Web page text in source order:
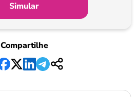
Simular
Compartilhe